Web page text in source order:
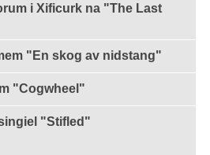
i Xificurk na "The Last
"En skog av nidstang"
"Cogwheel"
"Stifled"